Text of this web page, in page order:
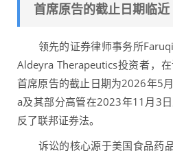
首席原告的截止日期临近
领先的证券律师事务所Faruqi
Aldeyra Therapeutics投资者，
首席原告的截止日期为2026年5
a及其部分高管在2023年11月3
反了联邦证券法。
诉讼的核心源于美国食品药